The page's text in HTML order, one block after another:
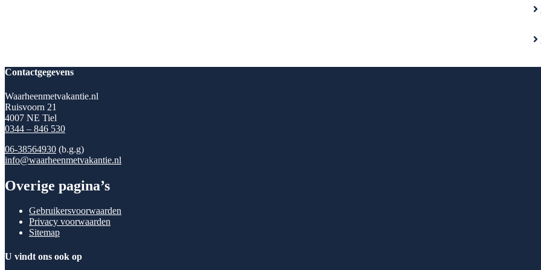
Contactgegevens
Waarheenmetvakantie.nl
Ruisvoorn 21
4007 NE Tiel
0344 – 846 530
06-38564930 (b.g.g)
info@waarheenmetvakantie.nl
Overige pagina’s
Gebruikersvoorwaarden
Privacy voorwaarden
Sitemap
U vindt ons ook op